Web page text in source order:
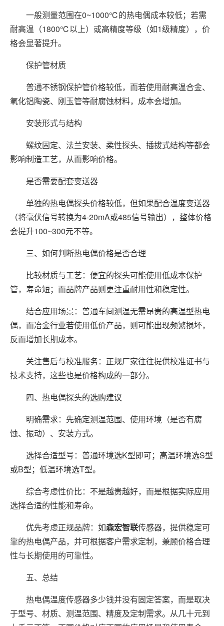
一般测量范围在0~1000℃的热电偶成本较低；若需
耐高温（1800℃以上）或高精度等级（如1级精度），价
格会显著提升。
保护管材质
普通不锈钢保护管价格较低，而若使用耐高温合金、
氧化铝陶瓷、刚玉管等耐腐蚀材料，成本会增加。
安装形式与结构
螺纹固定、法兰安装、柔性探头、插拔式结构等都会
影响制造工艺，从而影响价格。
是否需要配套变送器
单独的热电偶探头价格较低，但如果配合温度变送器
（将毫伏信号转换为4-20mA或485信号输出），整体价格
会提升100~300元不等。
三、如何判断热电偶价格是否合理
比较材质与工艺：便宜的探头可能使用低成本保护
管，寿命短；而品牌产品则更注重耐用性和稳定性。
结合应用场景：普通车间测温无需昂贵的高温型热电
偶，而冶金行业若使用低价产品，则可能出现频繁损坏，
反而增加长期成本。
关注售后与校准服务：正规厂家往往提供校准证书与
技术支持，这些也是价格构成的一部分。
四、热电偶探头的选购建议
明确需求：先确定测温范围、使用环境（是否有腐
蚀、振动）、安装方式。
选择合适型号：普通环境选K型即可；高温环境选S型
或B型；低温环境选T型。
综合考虑性价比：不是越贵越好，而是根据实际应用
选择合适的性能和寿命。
优先考虑正规品牌：如森宏智联传感器，提供稳定可
靠的热电偶产品，并可根据客户需求定制，兼顾价格合理
性与长期使用的可靠性。
五、总结
热电偶温度传感器多少钱并没有固定答案，而是取决
于型号、材质、测温范围、精度及定制需求。从几十元到